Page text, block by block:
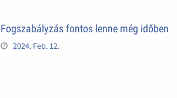
Fogszabályzás fontos lenne még időben
2024. Feb. 12.